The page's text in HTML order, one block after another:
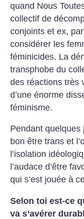
quand Nous
collectif de
conjoints et ex,
considérer les
féminicides. La
transphobe du
des réactions très
d’une énorme
féminisme.
Pendant
bon être trans et
l’isolation
l’audace d’être
qui s’est jouée à
Selon toi est-ce
va s’avérer